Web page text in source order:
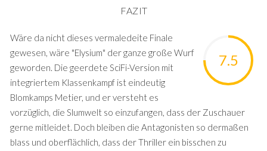
FAZIT
7.5
Wäre da nicht dieses vermaledeite Finale
gewesen, wäre "Elysium" der ganze große Wurf
geworden. Die geerdete SciFi-Version mit
integriertem Klassenkampf ist eindeutig
Blomkamps Metier, und er versteht es
vorzüglich, die Slumwelt so einzufangen, dass der Zuschauer
gerne mitleidet. Doch bleiben die Antagonisten so dermaßen
blass und oberflächlich, dass der Thriller ein bisschen zu